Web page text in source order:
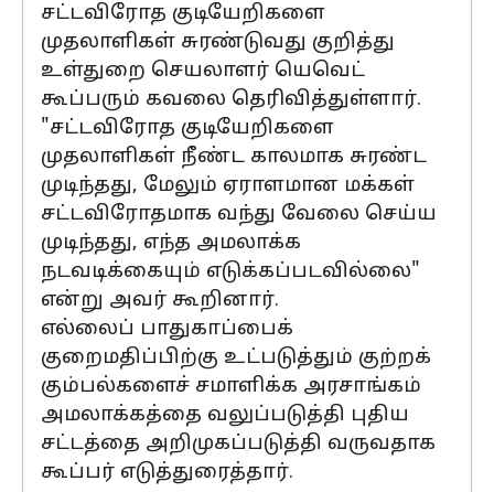
சட்டவிரோத குடியேறிகளை
முதலாளிகள் சுரண்டுவது குறித்து
உள்துறை செயலாளர் யெவெட்
கூப்பரும் கவலை தெரிவித்துள்ளார்.
"சட்டவிரோத குடியேறிகளை
முதலாளிகள் நீண்ட காலமாக சுரண்ட
முடிந்தது, மேலும் ஏராளமான மக்கள்
சட்டவிரோதமாக வந்து வேலை செய்ய
முடிந்தது, எந்த அமலாக்க
நடவடிக்கையும் எடுக்கப்படவில்லை"
என்று அவர் கூறினார்.
எல்லைப் பாதுகாப்பைக்
குறைமதிப்பிற்கு உட்படுத்தும் குற்றக்
கும்பல்களைச் சமாளிக்க அரசாங்கம்
அமலாக்கத்தை வலுப்படுத்தி புதிய
சட்டத்தை அறிமுகப்படுத்தி வருவதாக
கூப்பர் எடுத்துரைத்தார்.